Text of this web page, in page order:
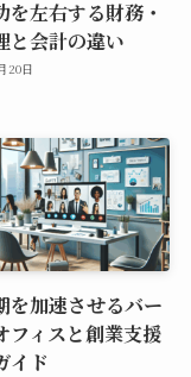
を左右する財務・
と会計の違い
20日
を加速させるバー
フィスと創業支援
イド